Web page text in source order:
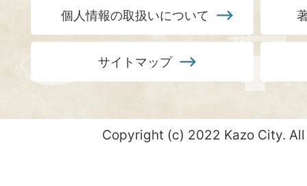
個人情報の取扱いについて
サイトマップ
Copyright (c) 2022 Kazo City.